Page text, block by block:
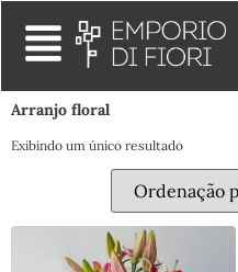
Arranjo floral
Exibindo um único resultado